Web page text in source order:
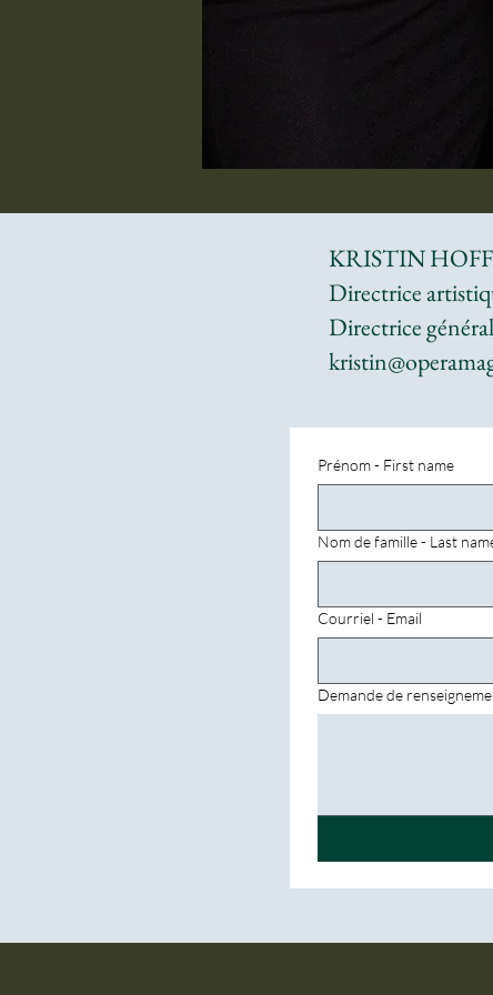
KRISTIN HOFF
Directrice
Directrice
Prénom - First name
Nom de famille - Last
Courriel - Email
Demande de